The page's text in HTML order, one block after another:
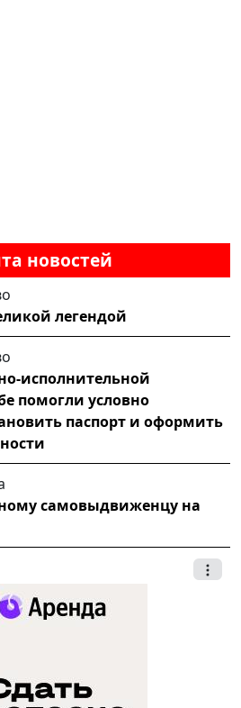
новостей
легендой
исполнительной
помогли условно
паспорт и оформить
самовыдвиженцу на